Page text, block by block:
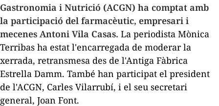
Gastronomia i Nutrició (ACGN) ha comptat amb
la participació del farmacèutic, empresari i
mecenes Antoni Vila Casas. La periodista Mònica
Terribas ha estat l'encarregada de moderar la
xerrada, retransmesa des de l'Antiga Fàbrica
Estrella Damm. També han participat el president
de l'ACGN, Carles Vilarrubí, i el seu secretari
general, Joan Font.